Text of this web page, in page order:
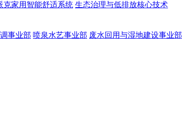
克家用智能舒适系统 生态治理与低排放核心技术
事业部 喷泉水艺事业部 废水回用与湿地建设事业部